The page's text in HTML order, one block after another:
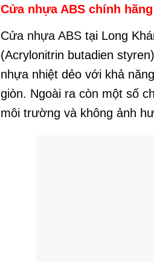
Cửa nhựa ABS chính
Cửa nhựa ABS tại Long
(Acrylonitrin butadien
nhựa nhiệt dẻo với khả
giòn. Ngoài ra còn một số
môi trường và không ảnh